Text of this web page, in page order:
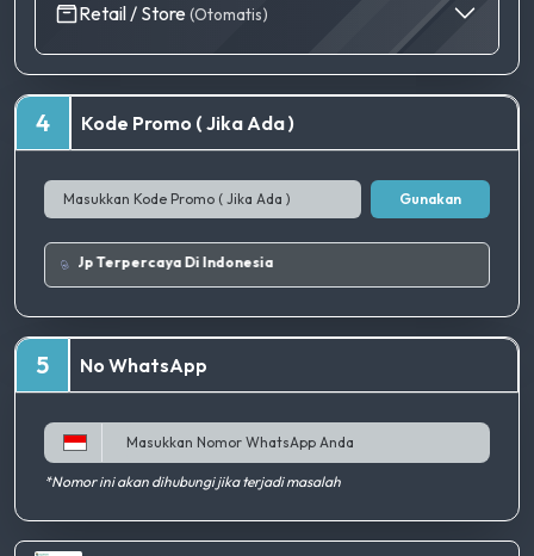
Retail / Store (Otomatis)
4 Kode Promo ( Jika Ada )
Gunakan
Tempat Top Up Terpercaya Di Indonesia
5 No WhatsApp
*Nomor ini akan dihubungi jika terjadi masalah